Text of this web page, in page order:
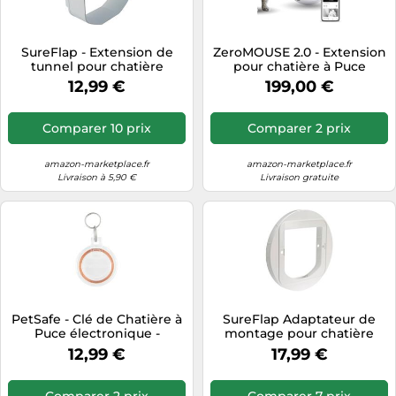
SureFlap - Extension de
tunnel pour chatière
TUN001 - Chat - Blanc
12,99 €
Comparer 10 prix
amazon-marketplace.fr
Livraison à 5,90 €
ZeroMOUSE 2.0 - Extension
pour chatière à Puce
électronique, Chatière
connectée pour Chat avec
détecteur de proies (Souris
& Oiseaux) +
Reconnaissance de Puce,
199,00 €
Comparer 2 prix
amazon-marketplace.fr
Livraison gratuite
PetSafe - Clé de Chatière à
Puce électronique -
Technologie RFID, sans Pile,
Fixation Facile
12,99 €
SureFlap Adaptateur de
montage pour chatière
Connect & DualScan –
portes et fenêtres en verre,
17,99 €